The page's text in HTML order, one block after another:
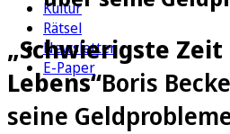
Kultur
Rätsel
Newsletter
E-Paper
„Schwierigste Zeit
Lebens“Boris
seine